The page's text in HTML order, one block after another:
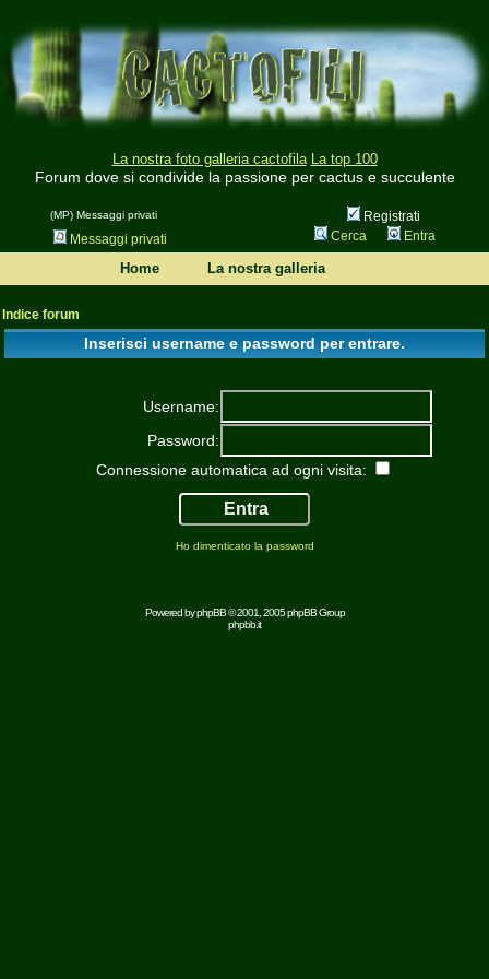
La nostra foto galleria cactofila La top 100
Forum dove si condivide la passione per cactus e succulente
(MP) Messaggi privati
Registrati
Messaggi privati
Cerca Entra
Home La nostra galleria
Indice forum
Inserisci username e password per entrare.
Username:
Password:
Connessione automatica ad ogni visita:
Ho dimenticato la password
Powered byphpBB© 2001, 2005 phpBB Group
phpbb.it